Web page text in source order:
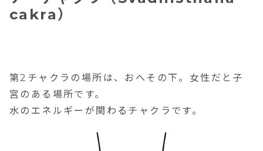
cakra）
第2チャクラの場所は、おへその下。女性だと子
宮のある場所です。
水のエネルギーが関わるチャクラです。